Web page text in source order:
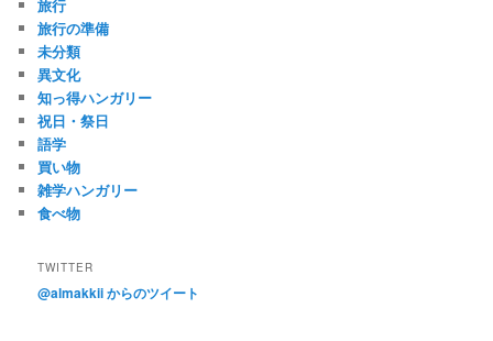
旅行
旅行の準備
未分類
異文化
知っ得ハンガリー
祝日・祭日
語学
買い物
雑学ハンガリー
食べ物
TWITTER
@almakkii からのツイート